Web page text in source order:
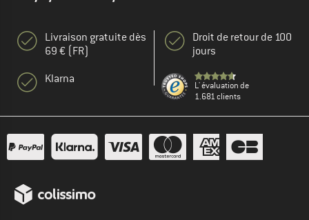
Livraison gratuite dès
69 € (FR)
Klarna
Droit de retour de 100
jours
L' évaluation de
1.681 clients